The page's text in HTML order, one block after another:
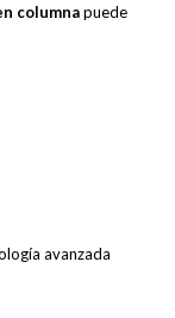
columnapuede
avanzada